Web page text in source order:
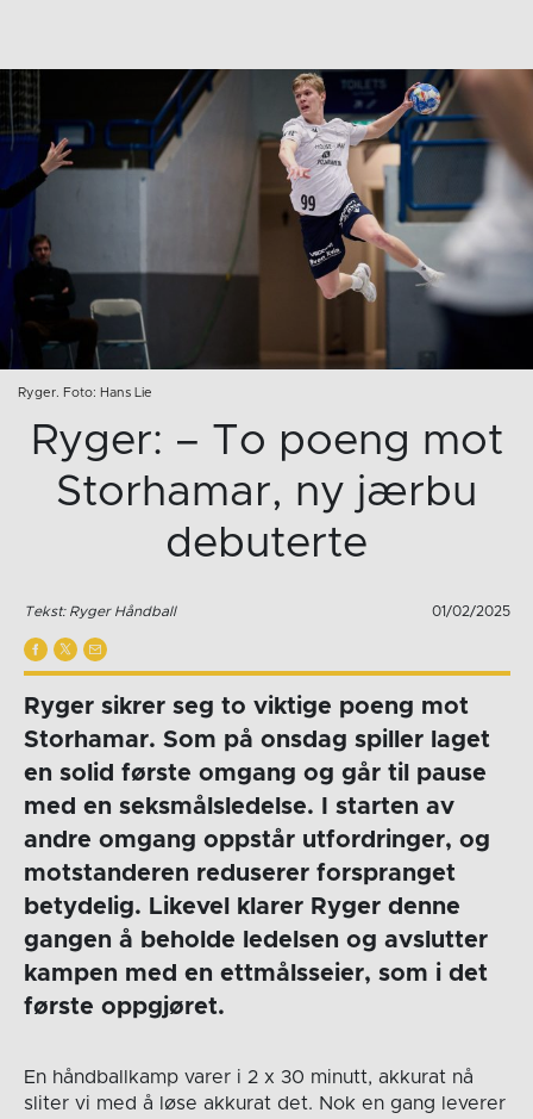
Ryger. Foto: Hans Lie
Ryger: – To poeng mot
Storhamar, ny jærbu
debuterte
Tekst: Ryger Håndball 01/02/2025
Ryger sikrer seg to viktige poeng mot
Storhamar. Som på onsdag spiller laget
en solid første omgang og går til pause
med en seksmålsledelse. I starten av
andre omgang oppstår utfordringer, og
motstanderen reduserer forspranget
betydelig. Likevel klarer Ryger denne
gangen å beholde ledelsen og avslutter
kampen med en ettmålsseier, som i det
første oppgjøret.
En håndballkamp varer i 2 x 30 minutt, akkurat nå
sliter vi med å løse akkurat det. Nok en gang leverer